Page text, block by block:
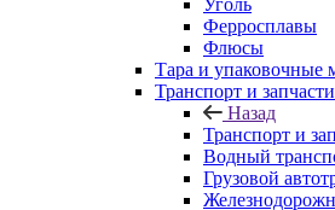
Уголь
Ферросплавы
Флюсы
Тара и упаковочные
Транспорт и запчасти
Назад
Транспорт и
Водный
Грузовой